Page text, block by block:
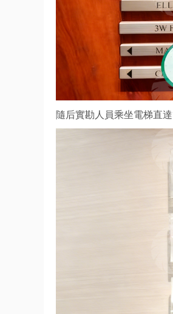
隨后實勘人員乘坐電梯直